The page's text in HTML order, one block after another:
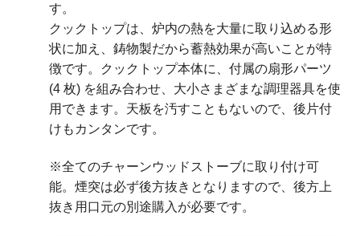
す。
クックトップは、炉内の熱を大量に取り込める形
状に加え、鋳物製だから蓄熱効果が高いことが特
徴です。クックトップ本体に、付属の扇形パーツ
(4 枚) を組み合わせ、大小さまざまな調理器具を使
用できます。天板を汚すこともないので、後片付
けもカンタンです。
※全てのチャーンウッドストーブに取り付け可
能。煙突は必ず後方抜きとなりますので、後方上
抜き用口元の別途購入が必要です。